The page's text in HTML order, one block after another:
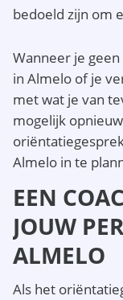
bedoeld zijn om
Wanneer je
in Almelo of je
met wat je van
mogelijk
Almelo in te
EEN
JOUW
ALMELO
Als het